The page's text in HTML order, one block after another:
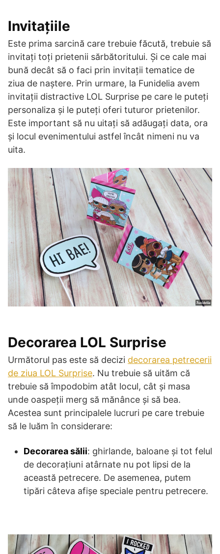
Invitațiile
Este prima sarcină care trebuie făcută, trebuie să
invitați toți prietenii sărbătoritului. Și ce cale mai
bună decât să o faci prin invitații tematice de
ziua de naștere. Prin urmare, la Funidelia avem
invitații distractive LOL Surprise pe care le puteți
personaliza și le puteți oferi tuturor prietenilor.
Este important să nu uitați să adăugați data, ora
și locul evenimentului astfel încât nimeni nu va
uita.
Decorarea LOL Surprise
Următorul pas este să decizi decorarea petrecerii
de ziua LOL Surprise. Nu trebuie să uităm că
trebuie să împodobim atât locul, cât și masa
unde oaspeții merg să mănânce și să bea.
Acestea sunt principalele lucruri pe care trebuie
să le luăm în considerare:
Decorarea sălii: ghirlande, baloane și tot felul
de decorațiuni atârnate nu pot lipsi de la
această petrecere. De asemenea, putem
tipări câteva afișe speciale pentru petrecere.